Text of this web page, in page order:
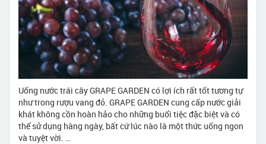
Uống nước trái cây GRAPE GARDEN có lợi ích rất tốt tương tự
như trong rượu vang đỏ. GRAPE GARDEN cung cấp nước giải
khát không cồn hoàn hảo cho những buổi tiệc đặc biệt và có
thể sử dụng hàng ngày, bất cứ lúc nào là một thức uống ngon
và tuyệt vời. …